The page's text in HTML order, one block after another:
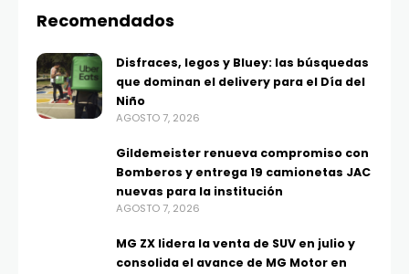
Recomendados
Disfraces, legos y Bluey: las búsquedas
que dominan el delivery para el Día del
Niño
AGOSTO 7, 2026
Gildemeister renueva compromiso con
Bomberos y entrega 19 camionetas JAC
nuevas para la institución
AGOSTO 7, 2026
MG ZX lidera la venta de SUV en julio y
consolida el avance de MG Motor en